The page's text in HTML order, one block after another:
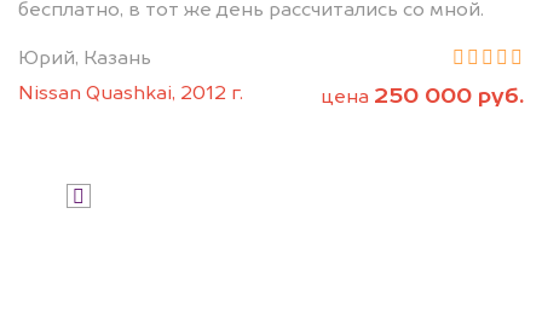
бесплатно, в тот же день рассчитались со мной.
Юрий, Казань
Nissan Quashkai, 2012 г.
цена 250 000 руб.